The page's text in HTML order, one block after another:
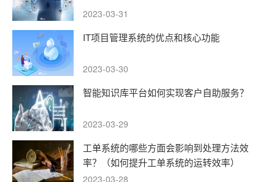
2023-03-31
IT项目管理系统的优点和核心功能
2023-03-30
智能知识库平台如何实现客户自助服务？
2023-03-29
工单系统的哪些方面会影响到处理方法效
率？（如何提升工单系统的运转效率）
2023-03-28